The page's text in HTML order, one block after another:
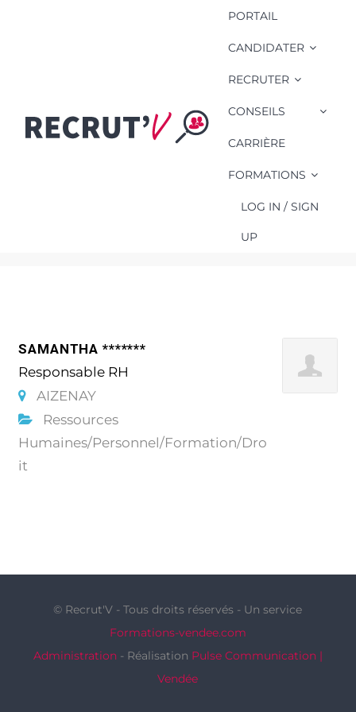
PORTAIL
CANDIDATER
RECRUTER
CONSEILS
CARRIÈRE
FORMATIONS
LOG IN / SIGN
UP
Compétence
Candidat:
Recrutement
juridique
SAMANTHA *******
Responsable RH
AIZENAY
Ressources
Humaines/Personnel/Formation/Dro
it
© Recrut'V - Tous droits réservés - Un service
Formations-vendee.com
Administration- Réalisation Pulse Communication |
Vendée